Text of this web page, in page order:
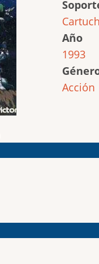
Año
1993
Acción